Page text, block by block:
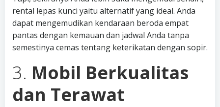
rental lepas kunci yaitu alternatif yang ideal. Anda
dapat mengemudikan kendaraan beroda empat
pantas dengan kemauan dan jadwal Anda tanpa
semestinya cemas tentang keterikatan dengan sopir.
3. Mobil Berkualitas
dan Terawat